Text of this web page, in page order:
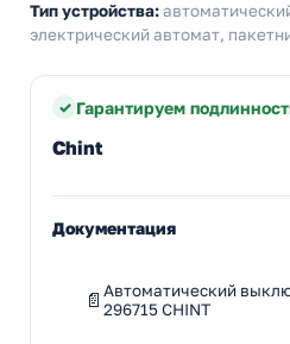
Тип устройства:
электрический автомат,
Гарантируем
Chint
Документация
Автоматический
296715 CHINT